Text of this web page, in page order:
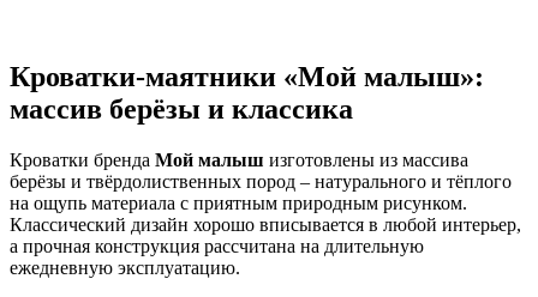
Кроватки-маятники «Мой малыш»:
массив берёзы и классика
Кроватки бренда Мой малыш изготовлены из массива
берёзы и твёрдолиственных пород – натурального и тёплого
на ощупь материала с приятным природным рисунком.
Классический дизайн хорошо вписывается в любой интерьер,
а прочная конструкция рассчитана на длительную
ежедневную эксплуатацию.